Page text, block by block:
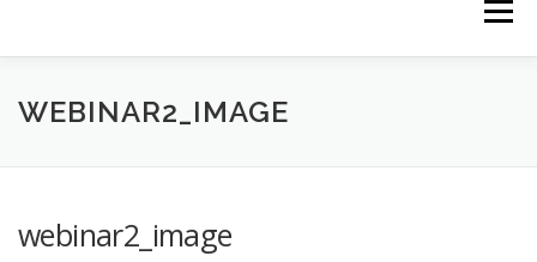
Menü
HOME ÜBER MICH COACHING & ANGEBOTE
WEBINAR2_IMAGE
webinar2_image